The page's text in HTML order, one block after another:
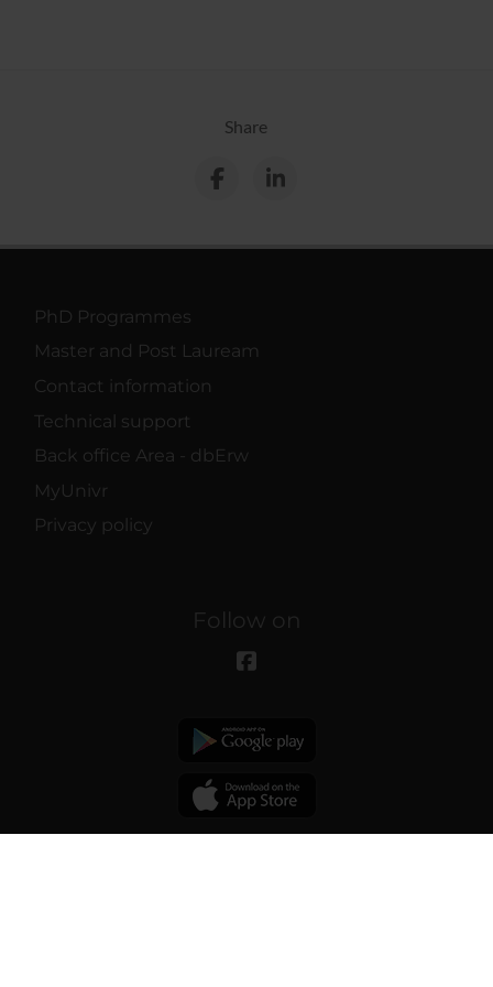
Share
PhD Programmes
Master and Post Lauream
Contact information
Technical support
Back office Area - dbErw
MyUnivr
Privacy policy
Follow on